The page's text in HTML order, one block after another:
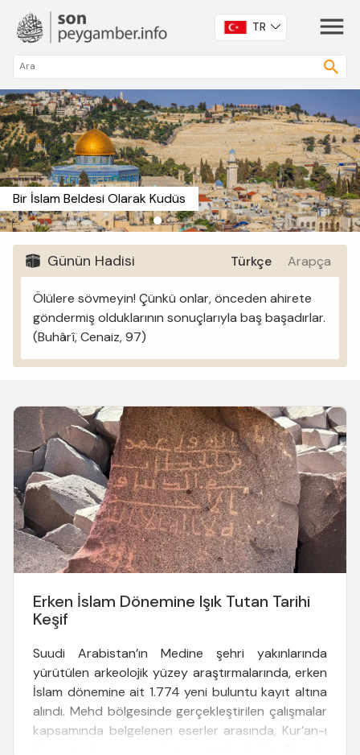
TR
Bir İslam Beldesi Olarak Kudüs
Günün Hadisi Arapça
Türkçe
Ölülere sövmeyin! Çünkü onlar, önceden ahirete
göndermiş olduklarının sonuçlarıyla baş başadırlar.
(Buhârî, Cenaiz, 97)
Erken İslam Dönemine Işık Tutan Tarihi
Keşif
Suudi Arabistan’ın Medine şehri yakınlarında
yürütülen arkeolojik yüzey araştırmalarında, erken
İslam dönemine ait 1.774 yeni buluntu kayıt altına
alındı. Mehd bölgesinde gerçekleştirilen çalışmalar
kapsamında belgelenen eserler arasında, Kur’an-ı